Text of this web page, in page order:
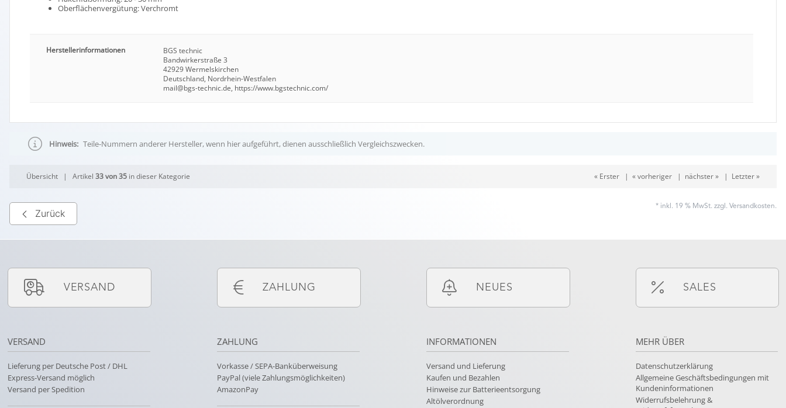
Oberflächenvergütung: Verchromt
Herstellerinformationen
BGS technic
Bandwirkerstraße 3
42929 Wermelskirchen
Deutschland, Nordrhein-Westfalen
mail@bgs-technic.de, https://www.bgstechnic.com/
Hinweis: Teile-Nummern anderer Hersteller, wenn hier aufgeführt, dienen ausschließlich Vergleichszwecken.
Übersicht | Artikel33 von 35 in dieser Kategorie « Erster| « vorheriger| nächster »| Letzter »
Zurück
* inkl. 19 % MwSt. zzgl. Versandkosten.
VERSAND
VERSAND
Lieferung per Deutsche Post / DHL
Express-Versand möglich
Versand per Spedition
ZAHLUNG
ZAHLUNG
Vorkasse / SEPA-Banküberweisung
PayPal (viele Zahlungsmöglichkeiten)
AmazonPay
NEUES
INFORMATIONEN
Versand und Lieferung
Kaufen und Bezahlen
Hinweise zur Batterieentsorgung
Altölverordnung
SALES
MEHR ÜBER
Datenschutzerklärung
Allgemeine Geschäftsbedingungen mit
Kundeninformationen
Widerrufsbelehrung &